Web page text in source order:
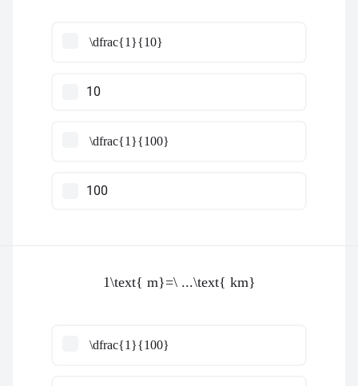
\dfrac{1}{10}
10
\dfrac{1}{100}
100
1\text{ m}=\ ...\text{ km}
\dfrac{1}{100}